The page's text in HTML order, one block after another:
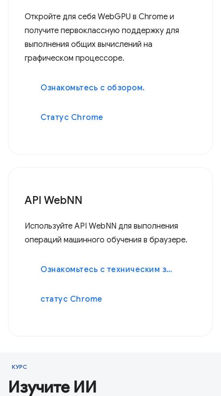
Откройте для себя WebGPU в Chrome и
получите первоклассную поддержку для
выполнения общих вычислений на
графическом процессоре.
Ознакомьтесь с обзором.
Статус Chrome
API WebNN
Используйте API WebNN для выполнения
операций машинного обучения в браузере.
Ознакомьтесь с техническим заданием.
статус Chrome
КУРС
Изучите ИИ